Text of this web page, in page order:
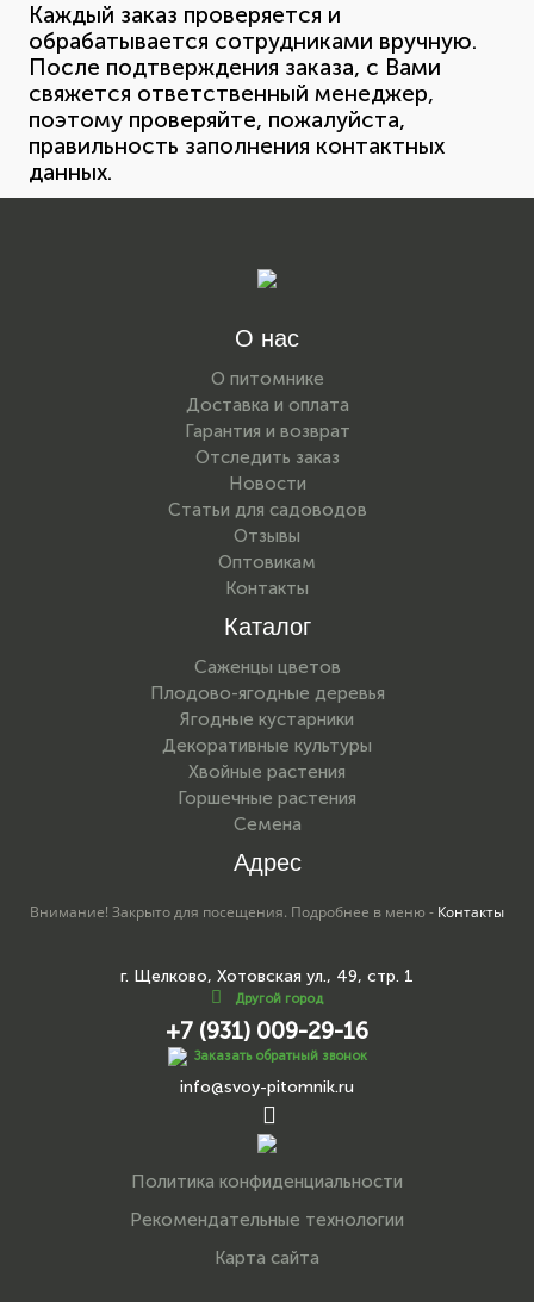
Каждый заказ проверяется и
обрабатывается сотрудниками вручную.
После подтверждения заказа, с Вами
свяжется ответственный менеджер,
поэтому проверяйте, пожалуйста,
правильность заполнения контактных
данных.
О нас
О питомнике
Доставка и оплата
Гарантия и возврат
Отследить заказ
Новости
Статьи для садоводов
Отзывы
Оптовикам
Контакты
Каталог
Саженцы цветов
Плодово-ягодные деревья
Ягодные кустарники
Декоративные культуры
Хвойные растения
Горшечные растения
Семена
Адрес
Внимание! Закрыто для посещения. Подробнее в меню - Контакты
г. Щелково, Хотовская ул., 49, стр. 1
Другой город
+7 (931) 009-29-16
Заказать обратный звонок
info@svoy-pitomnik.ru
Политика конфиденциальности
Рекомендательные технологии
Карта сайта